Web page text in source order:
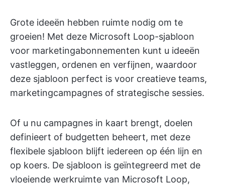
Grote ideeën hebben ruimte nodig om te
groeien! Met deze Microsoft Loop-sjabloon
voor marketingabonnementen kunt u ideeën
vastleggen, ordenen en verfijnen, waardoor
deze sjabloon perfect is voor creatieve teams,
marketingcampagnes of strategische sessies.
Of u nu campagnes in kaart brengt, doelen
definieert of budgetten beheert, met deze
flexibele sjabloon blijft iedereen op één lijn en
op koers. De sjabloon is geïntegreerd met de
vloeiende werkruimte van Microsoft Loop,